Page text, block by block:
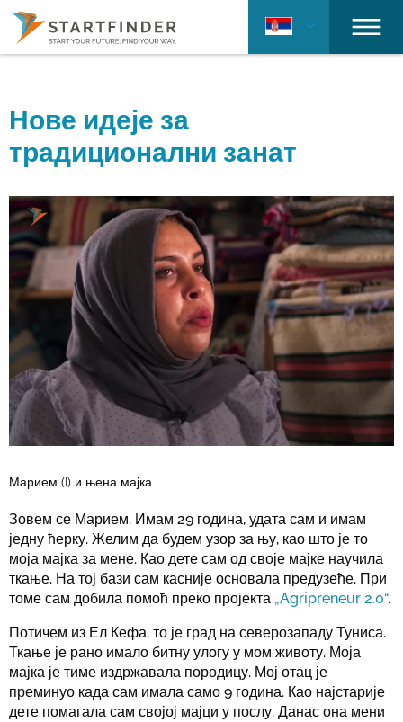
Нове идеје за
традиционални занат
Марием (I) и њена мајка
Зовем се Марием. Имам 29 година, удата сам и имам
једну ћерку. Желим да будем узор за њу, као што је то
моја мајка за мене. Као дете сам од своје мајке научила
ткање. На тој бази сам касније основала предузеће. При
томе сам добила помоћ преко пројекта „Agripreneur 2.0“.
Потичем из Ел Кефа, то је град на северозападу Туниса.
Ткање је рано имало битну улогу у мом животу. Моја
мајка је тиме издржавала породицу. Мој отац је
преминуо када сам имала само 9 година. Као најстарије
дете помагала сам својој мајци у послу. Данас она мени